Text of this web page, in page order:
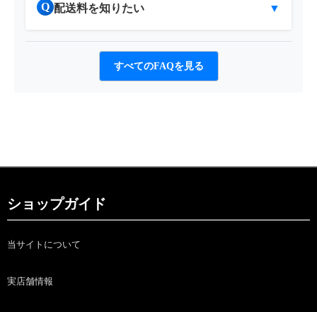
Q 配送料を知りたい ▼
すべてのFAQを見る
ショップガイド
当サイトについて
実店舗情報